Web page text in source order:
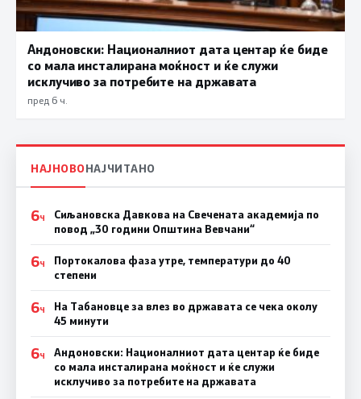
Андоновски: Националниот дата центар ќе биде
со мала инсталирана моќност и ќе служи
исклучиво за потребите на државата
пред 6 ч.
НАЈНОВОНАЈЧИТАНО
6Ч
Сиљановска Давкова на Свечената академија по
повод „30 години Општина Вевчани“
6Ч
Портокалова фаза утре, температури до 40
степени
6Ч
На Табановце за влез во државата се чека околу
45 минути
6Ч
Андоновски: Националниот дата центар ќе биде
со мала инсталирана моќност и ќе служи
исклучиво за потребите на државата